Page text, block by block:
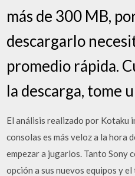
más de 300 MB,
descargarlo
promedio rápida.
la descarga, tome
El análisis realizado por Kotaku
consolas es más veloz a la hora
empezar a jugarlos. Tanto Sony
opción a sus nuevos equipos y